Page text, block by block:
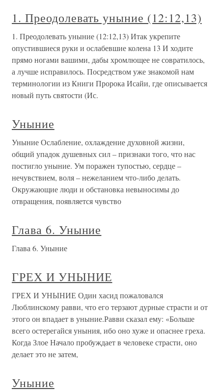
1. Преодолевать уныние (12:12,13)
1. Преодолевать уныние (12:12,13) Итак укрепите
опустившиеся руки и ослабевшие колена 13 И ходите
прямо ногами вашими, дабы хромлющее не совратилось,
а лучше исправилось. Посредством уже знакомой нам
терминологии из Книги Пророка Исайи, где описывается
новый путь святости (Ис.
Уныние
Уныние Ослабление, охлаждение духовной жизни,
общий упадок душевных сил – признаки того, что нас
постигло уныние. Ум поражен тупостью, сердце –
нечувствием, воля – нежеланием что-либо делать.
Окружающие люди и обстановка невыносимы до
отвращения, появляется чувство
Глава 6. Уныние
Глава 6. Уныние
ГРЕХ И УНЫНИЕ
ГРЕХ И УНЫНИЕ Один хасид пожаловался
Люблинскому равви, что его терзают дурные страсти и от
этого он впадает в уныние.Равви сказал ему: «Больше
всего остерегайся уныния, ибо оно хуже и опаснее греха.
Когда Злое Начало пробуждает в человеке страсти, оно
делает это не затем,
Уныние